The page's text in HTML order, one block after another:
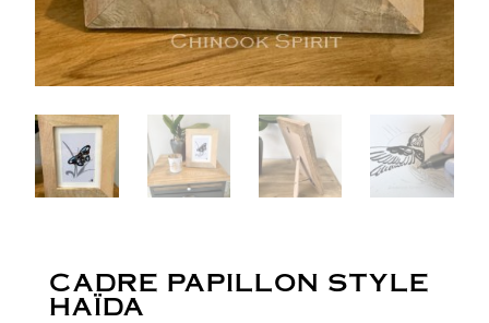
CADRE PAPILLON STYLE
HAÏDA